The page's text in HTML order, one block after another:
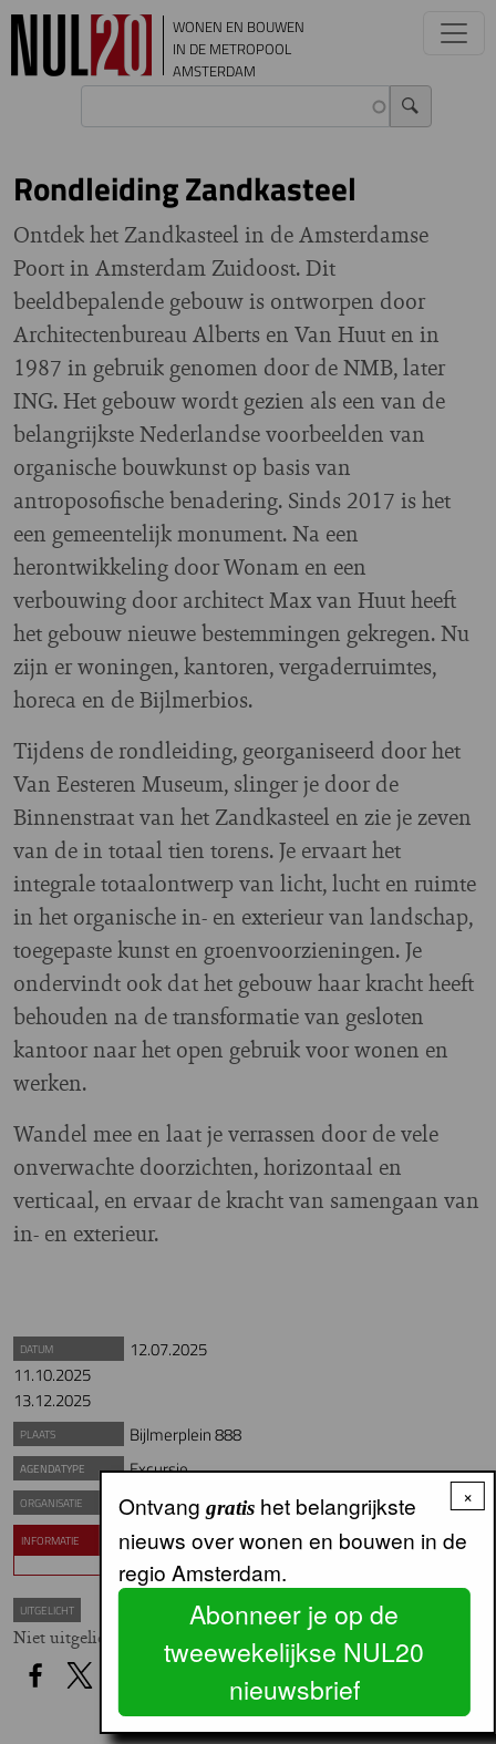
Overslaan en naar de inhoud gaan
WONEN EN BOUWEN
IN DE METROPOOL
AMSTERDAM
Rondleiding Zandkasteel
Ontdek het Zandkasteel in de Amsterdamse
Poort in Amsterdam Zuidoost. Dit
beeldbepalende gebouw is ontworpen door
Architectenbureau Alberts en Van Huut en in
1987 in gebruik genomen door de NMB, later
ING. Het gebouw wordt gezien als een van de
belangrijkste Nederlandse voorbeelden van
organische bouwkunst op basis van
antroposofische benadering. Sinds 2017 is het
een gemeentelijk monument. Na een
herontwikkeling door Wonam en een
verbouwing door architect Max van Huut heeft
het gebouw nieuwe bestemmingen gekregen. Nu
zijn er woningen, kantoren, vergaderruimtes,
horeca en de Bijlmerbios.
Tijdens de rondleiding, georganiseerd door het
Van Eesteren Museum, slinger je door de
Binnenstraat van het Zandkasteel en zie je zeven
van de in totaal tien torens. Je ervaart het
integrale totaalontwerp van licht, lucht en ruimte
in het organische in- en exterieur van landschap,
toegepaste kunst en groenvoorzieningen. Je
ondervindt ook dat het gebouw haar kracht heeft
behouden na de transformatie van gesloten
kantoor naar het open gebruik voor wonen en
werken.
Wandel mee en laat je verrassen door de vele
onverwachte doorzichten, horizontaal en
verticaal, en ervaar de kracht van samengaan van
in- en exterieur.
DATUM
12.07.2025
11.10.2025
13.12.2025
PLAATS Bijlmerplein 888
AGENDATYPE Excursie
ORGANISATIE Van Eesteren Museum
INFORMATIE Meer informatie en tickets
UITGELICHT
Niet uitgelicht
×
Ontvang gratishet belangrijkste
nieuws over wonen en bouwen in de
regio Amsterdam.
Abonneer je op de
tweewekelijkse NUL20
nieuwsbrief